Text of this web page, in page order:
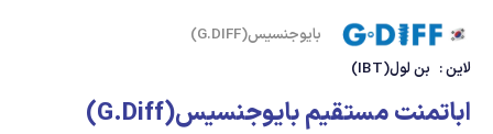
بایوجنسیس(G.DIFF)
لاین : بن لول(IBT)
اباتمنت مستقیم بایوجنسیس(G.Diff)